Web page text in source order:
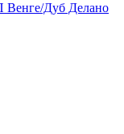
Венге/Дуб Делано